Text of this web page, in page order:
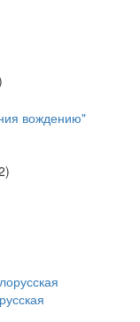
вождению"